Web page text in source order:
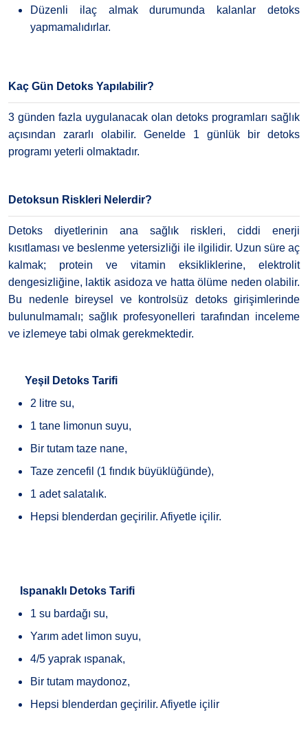
Düzenli ilaç almak durumunda kalanlar detoks
yapmamalıdırlar.
Kaç Gün Detoks Yapılabilir?
3 günden fazla uygulanacak olan detoks programları sağlık
açısından zararlı olabilir. Genelde 1 günlük bir detoks
programı yeterli olmaktadır.
Detoksun Riskleri Nelerdir?
Detoks diyetlerinin ana sağlık riskleri, ciddi enerji
kısıtlaması ve beslenme yetersizliği ile ilgilidir. Uzun süre aç
kalmak; protein ve vitamin eksikliklerine, elektrolit
dengesizliğine, laktik asidoza ve hatta ölüme neden olabilir.
Bu nedenle bireysel ve kontrolsüz detoks girişimlerinde
bulunulmamalı; sağlık profesyonelleri tarafından inceleme
ve izlemeye tabi olmak gerekmektedir.
Yeşil Detoks Tarifi
2 litre su,
1 tane limonun suyu,
Bir tutam taze nane,
Taze zencefil (1 fındık büyüklüğünde),
1 adet salatalık.
Hepsi blenderdan geçirilir. Afiyetle içilir.
Ispanaklı Detoks Tarifi
1 su bardağı su,
Yarım adet limon suyu,
4/5 yaprak ıspanak,
Bir tutam maydonoz,
Hepsi blenderdan geçirilir. Afiyetle içilir